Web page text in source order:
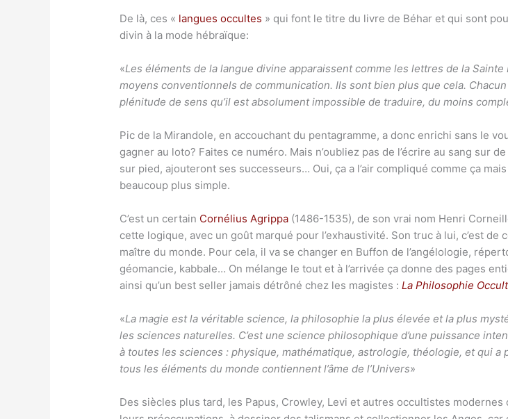
De là, ces « langues occultes » qui font le titre du livre de Béhar et qui sont
divin à la mode hébraïque:
«Les éléments de la langue divine apparaissent comme les lettres de la
moyens conventionnels de communication. Ils sont bien plus que cela.
plénitude de sens qu’il est absolument impossible de traduire, du moins
Pic de la Mirandole, en accouchant du pentagramme, a donc enrichi sans le
gagner au loto? Faites ce numéro. Mais n’oubliez pas de l’écrire au sang sur
sur pied, ajouteront ses successeurs… Oui, ça a l’air compliqué comme ça
beaucoup plus simple.
C’est un certain Cornélius Agrippa (1486-1535), de son vrai nom Henri
cette logique, avec un goût marqué pour l’exhaustivité. Son truc à lui, c’est
maître du monde. Pour cela, il va se changer en Buffon de l’angélologie,
géomancie, kabbale… On mélange le tout et à l’arrivée ça donne des pages
ainsi qu’un best seller jamais détrôné chez les magistes :La Philosophie
«La magie est la véritable science, la philosophie la plus élevée et la plus
les sciences naturelles. C’est une science philosophique d’une puissance
à toutes les sciences : physique, mathématique, astrologie, théologie, et qui
tous les éléments du monde contiennent l’âme de l’Univers»
Des siècles plus tard, les Papus, Crowley, Levi et autres occultistes